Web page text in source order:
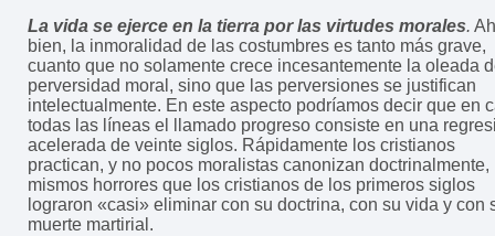
La vida se ejerce en la tierra por las virtudes morales.
bien, la inmoralidad de las costumbres es tanto más grave,
cuanto que no solamente crece incesantemente la oleada
perversidad moral, sino que las perversiones se justifican
intelectualmente. En este aspecto podríamos decir que en
todas las líneas el llamado progreso consiste en una
acelerada de veinte siglos. Rápidamente los cristianos
practican, y no pocos moralistas canonizan doctrinalmente,
mismos horrores que los cristianos de los primeros siglos
lograron «casi» eliminar con su doctrina, con su vida y con
muerte martirial.